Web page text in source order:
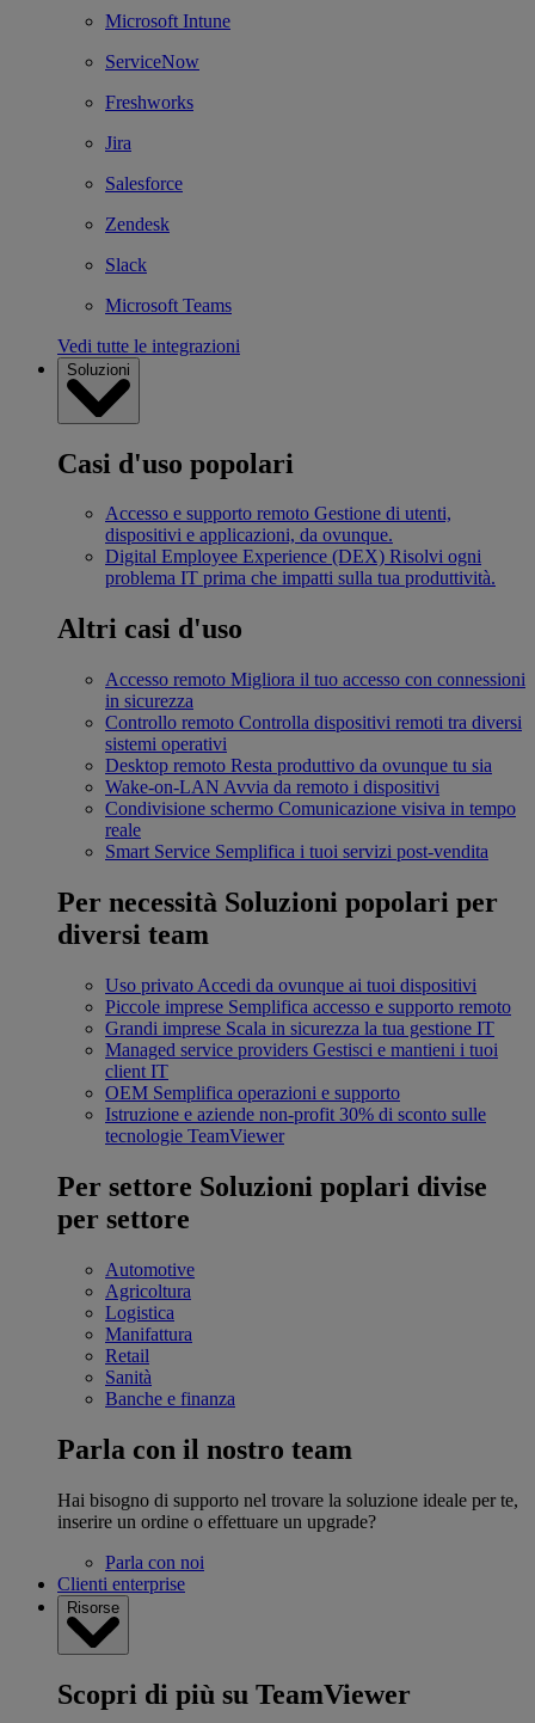
Microsoft Intune
ServiceNow
Freshworks
Jira
Salesforce
Zendesk
Slack
Microsoft Teams
Vedi tutte le integrazioni
Soluzioni
Casi d'uso popolari
Accesso e supporto remoto Gestione di utenti,
dispositivi e applicazioni, da ovunque.
Digital Employee Experience (DEX) Risolvi ogni
problema IT prima che impatti sulla tua produttività.
Altri casi d'uso
Accesso remoto Migliora il tuo accesso con connessioni
in sicurezza
Controllo remoto Controlla dispositivi remoti tra diversi
sistemi operativi
Desktop remoto Resta produttivo da ovunque tu sia
Wake-on-LAN Avvia da remoto i dispositivi
Condivisione schermo Comunicazione visiva in tempo
reale
Smart Service Semplifica i tuoi servizi post-vendita
Per necessità Soluzioni popolari per
diversi team
Uso privato Accedi da ovunque ai tuoi dispositivi
Piccole imprese Semplifica accesso e supporto remoto
Grandi imprese Scala in sicurezza la tua gestione IT
Managed service providers Gestisci e mantieni i tuoi
client IT
OEM Semplifica operazioni e supporto
Istruzione e aziende non-profit 30% di sconto sulle
tecnologie TeamViewer
Per settore Soluzioni poplari divise
per settore
Automotive
Agricoltura
Logistica
Manifattura
Retail
Sanità
Banche e finanza
Parla con il nostro team
Hai bisogno di supporto nel trovare la soluzione ideale per te,
inserire un ordine o effettuare un upgrade?
Parla con noi
Clienti enterprise
Risorse
Scopri di più su TeamViewer